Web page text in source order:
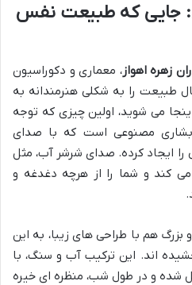
جایی که طبیعت نفس
زهره اهواز، معماری و دکوراسیون
را به شکلی هنرمندانه به
می شوید، اولین چیزی که توجه
مصنوعی است که با صدای
را ایجاد کرده. صدای شرشر آب، مثل
کند و شما را از هرچه دغدغه و
بزرگ هم با طراحی های زیبا، به این
اند. این ترکیب آب و سنگ، با
شده و در طول شب، منظره ای خیره